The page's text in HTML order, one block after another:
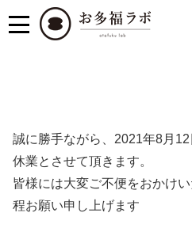
誠に勝手ながら、2021年8月
休業とさせて頂きます。
皆様には大変ご不便をおかけ
程お願い申し上げます